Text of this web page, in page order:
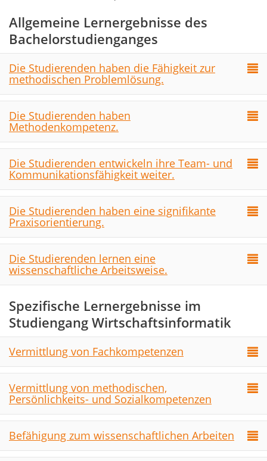
Allgemeine Lernergebnisse des
Bachelorstudienganges
Die Studierenden haben die Fähigkeit zur
methodischen Problemlösung.
Die Studierenden haben
Methodenkompetenz.
Die Studierenden entwickeln ihre Team- und
Kommunikationsfähigkeit weiter.
Die Studierenden haben eine signifikante
Praxisorientierung.
Die Studierenden lernen eine
wissenschaftliche Arbeitsweise.
Spezifische Lernergebnisse im
Studiengang Wirtschaftsinformatik
Vermittlung von Fachkompetenzen
Vermittlung von methodischen,
Persönlichkeits- und Sozialkompetenzen
Befähigung zum wissenschaftlichen Arbeiten